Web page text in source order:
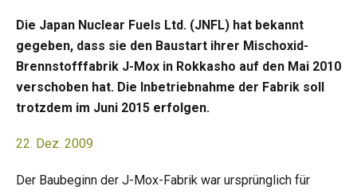
Die Japan Nuclear Fuels Ltd. (JNFL) hat bekannt
gegeben, dass sie den Baustart ihrer Mischoxid-
Brennstofffabrik J-Mox in Rokkasho auf den Mai 2010
verschoben hat. Die Inbetriebnahme der Fabrik soll
trotzdem im Juni 2015 erfolgen.
22. Dez. 2009
Der Baubeginn der J-Mox-Fabrik war ursprünglich für